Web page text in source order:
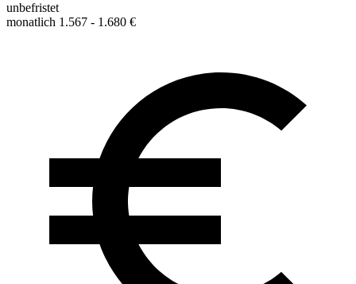
unbefristet
monatlich 1.567 - 1.680 €